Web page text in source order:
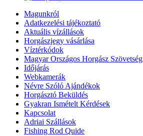
Magunkról
Adatkezelési tájékoztató
Aktuális vízállások
Horgászjegy vásárlása
Víztérkódok
Magyar Országos Horgász Szövetség
Időjárás
Webkamerák
Névre Szóló Ajándékok
Horgásztó Beküldés
Gyakran Ismételt Kérdések
Kapcsolat
Adriai Szállások
Fishing Rod Quide